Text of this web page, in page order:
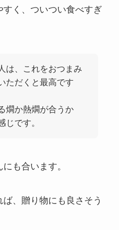
く、ついつい食べすぎ
は、これをおつまみ
ただくと最高です
燗か熱燗が合うか
じです。
も合います。
、贈り物にも良さそう